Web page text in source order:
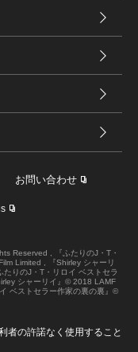
お問い合わせ
Reserved , 『ふたりのJ・T・
Limited , 『Shirley シャーリ
りのJ・T・リロイ ベストセラ
シャーリイ』© 2018 LAMF
ベストセラー作家の裏の裏』©
者の許諾なく使用すること